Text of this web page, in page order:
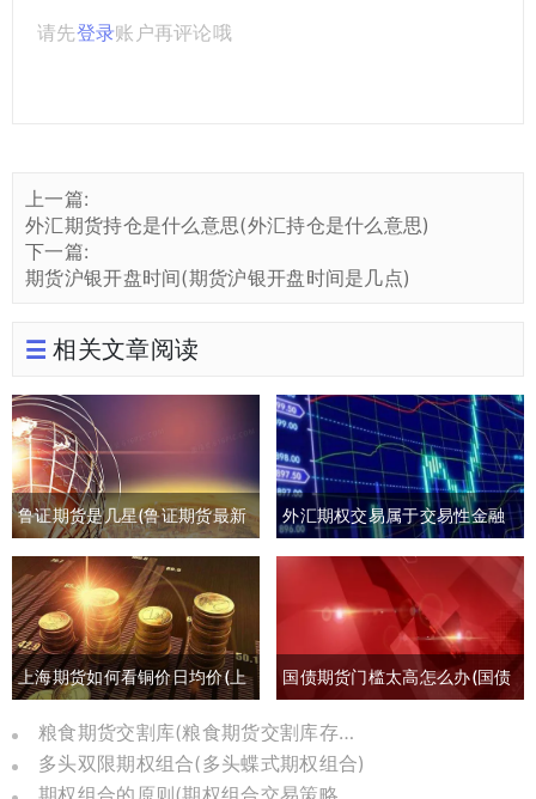
请先登录账户再评论哦
上一篇:
外汇期货持仓是什么意思(外汇持仓是什么意思)
下一篇:
期货沪银开盘时间(期货沪银开盘时间是几点)
相关文章阅读
鲁证期货是几星(鲁证期货最新
消息)
外汇期权交易属于交易性金融
负债吗(外汇期权交易是指交易
双方)
上海期货如何看铜价日均价(上
海期货交易铜价)
国债期货门槛太高怎么办(国债
期货有风险吗)
粮食期货交割库(粮食期货交割库存怎么算)
多头双限期权组合(多头蝶式期权组合)